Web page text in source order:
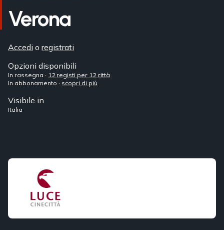
Verona
Accedi oregistrati
Opzioni disponibili
In rassegna · 12 registi per 12 città
In abbonamento · scopri di più
Visibile in
Italia